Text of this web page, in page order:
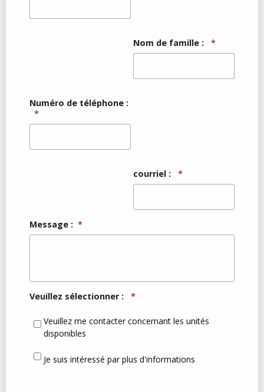
Nom de famille : *
Numéro de téléphone :
*
courriel : *
Message : *
Veuillez sélectionner : *
Veuillez me contacter concernant les unités
disponibles
Je suis intéressé par plus d'informations